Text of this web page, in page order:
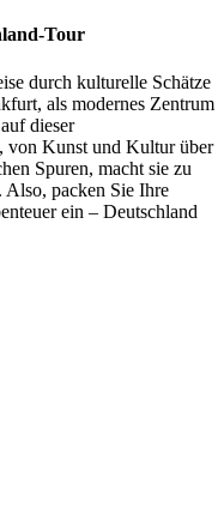
Tour
durch kulturelle Schätze
als modernes Zentrum
dieser
von Kunst und Kultur über
Spuren, macht sie zu
Also, packen Sie Ihre
ein – Deutschland